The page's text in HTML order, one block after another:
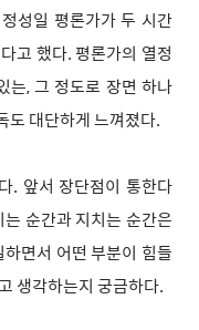
성일 평론가가 두 시간
고 했다. 평론가의 열정
는, 그 정도로 장면 하나
도 대단하게 느껴졌다.
. 앞서 장단점이 통한다
순간과 지치는 순간은
면서 어떤 부분이 힘들
생각하는지 궁금하다.